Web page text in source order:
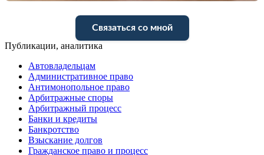
Связаться со мной
Публикации, аналитика
Автовладельцам
Административное право
Антимонопольное право
Арбитражные споры
Арбитражный процесс
Банки и кредиты
Банкротство
Взыскание долгов
Гражданское право и процесс